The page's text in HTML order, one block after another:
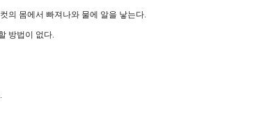
의 몸에서 빠져나와 물에 알을 낳는다.
방법이 없다.